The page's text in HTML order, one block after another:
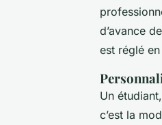
d’avance
est réglé
Un
c’est la